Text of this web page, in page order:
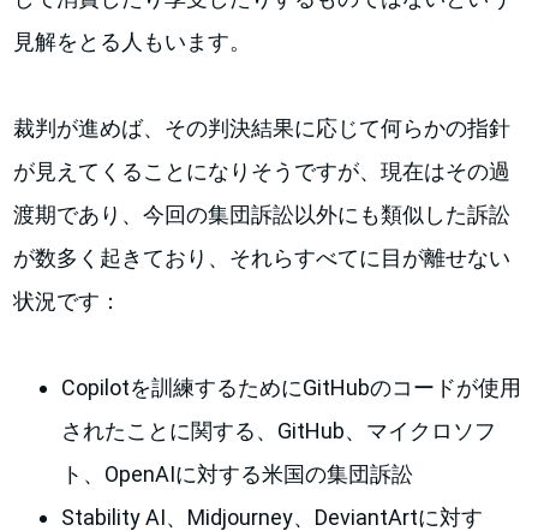
見解をとる人もいます。
裁判が進めば、その判決結果に応じて何らかの指針
が見えてくることになりそうですが、現在はその過
渡期であり、今回の集団訴訟以外にも類似した訴訟
が数多く起きており、それらすべてに目が離せない
状況です：
Copilotを訓練するためにGitHubのコードが使用
されたことに関する、GitHub、マイクロソフ
ト、OpenAIに対する米国の集団訴訟
Stability AI、Midjourney、DeviantArtに対す